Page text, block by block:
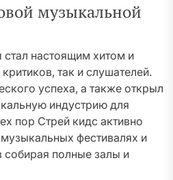
музыкальной
настоящим хитом и
так и слушателей.
успеха, а также открыл
индустрию для
пор Стрей кидс активно
фестивалях и
полные залы и